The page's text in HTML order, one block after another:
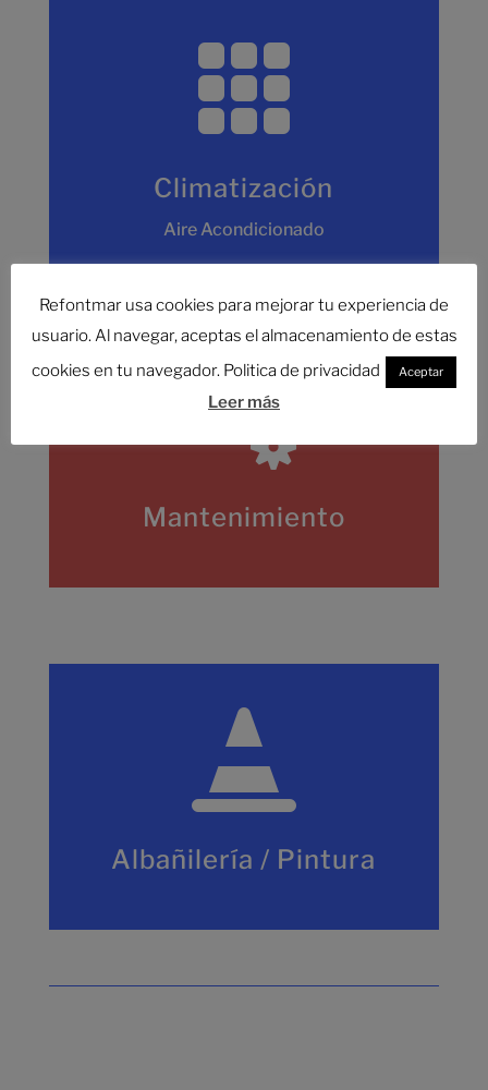

Climatización
Aire Acondicionado

Mantenimiento

Albañilería / Pintura
Refontmar usa cookies para mejorar tu experiencia de
usuario. Al navegar, aceptas el almacenamiento de estas
cookies en tu navegador. Politica de privacidad
Aceptar
Leer más